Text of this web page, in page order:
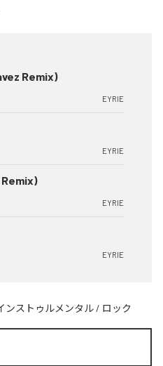
Remix)
EYRIE
EYRIE
EYRIE
EYRIE
ンストゥルメンタル / ロック